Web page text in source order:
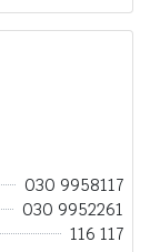
030 9958117
030 9952261
116 117